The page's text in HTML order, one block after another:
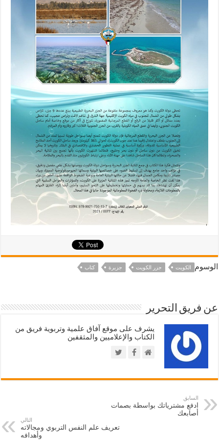
الوسوم الكويت جزر الكويت جزيرة كتاب
عن فريق التحرير
يشرف على موقع آفاق علمية وتربوية فريق من
الكتاب والإعلاميين والمثقفين
السابق
ادفع مشترياتك بواسطة بصمات
أصابعك
التالي
تعريف علم النفس التربوي ومجالاته
وأهدافه